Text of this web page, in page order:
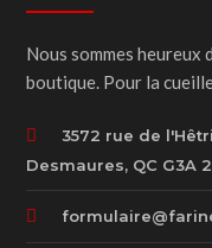
Nous sommes
boutique. Pour la
3572 rue de
Desmaures, QC G3A